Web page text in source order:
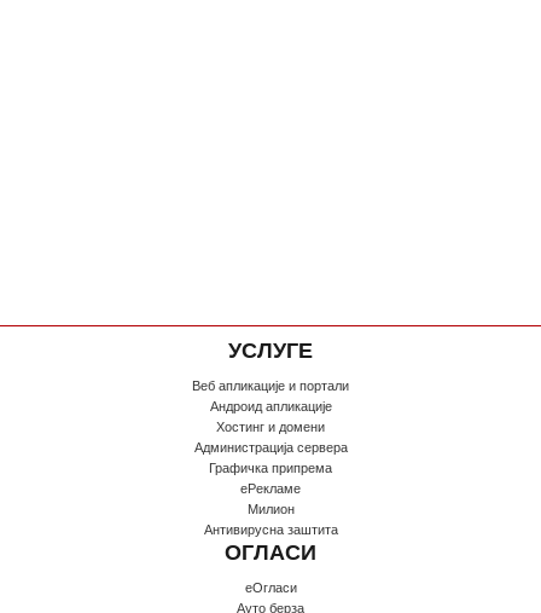
УСЛУГЕ
Веб апликације и портали
Андроид апликације
Хостинг и домени
Администрација сервера
Графичка припрема
еРекламе
Милион
Антивирусна заштита
ОГЛАСИ
еОгласи
Ауто берза